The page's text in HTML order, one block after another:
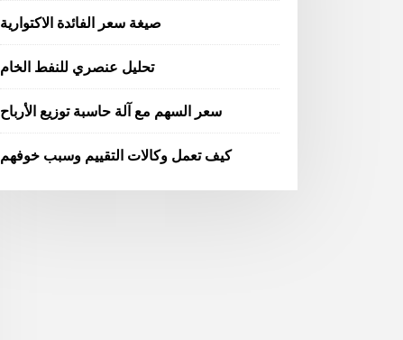
صيغة سعر الفائدة الاكتوارية
تحليل عنصري للنفط الخام
سعر السهم مع آلة حاسبة توزيع الأرباح
كيف تعمل وكالات التقييم وسبب خوفهم